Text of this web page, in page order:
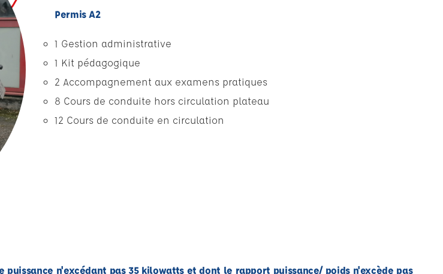
Permis A2
1 Gestion administrative
1 Kit pédagogique
2 Accompagnement aux examens pratiques
8 Cours de conduite hors circulation plateau
12 Cours de conduite en circulation
n'excédant pas 35 kilowatts et dont le rapport puissance/ poids n'excède pas